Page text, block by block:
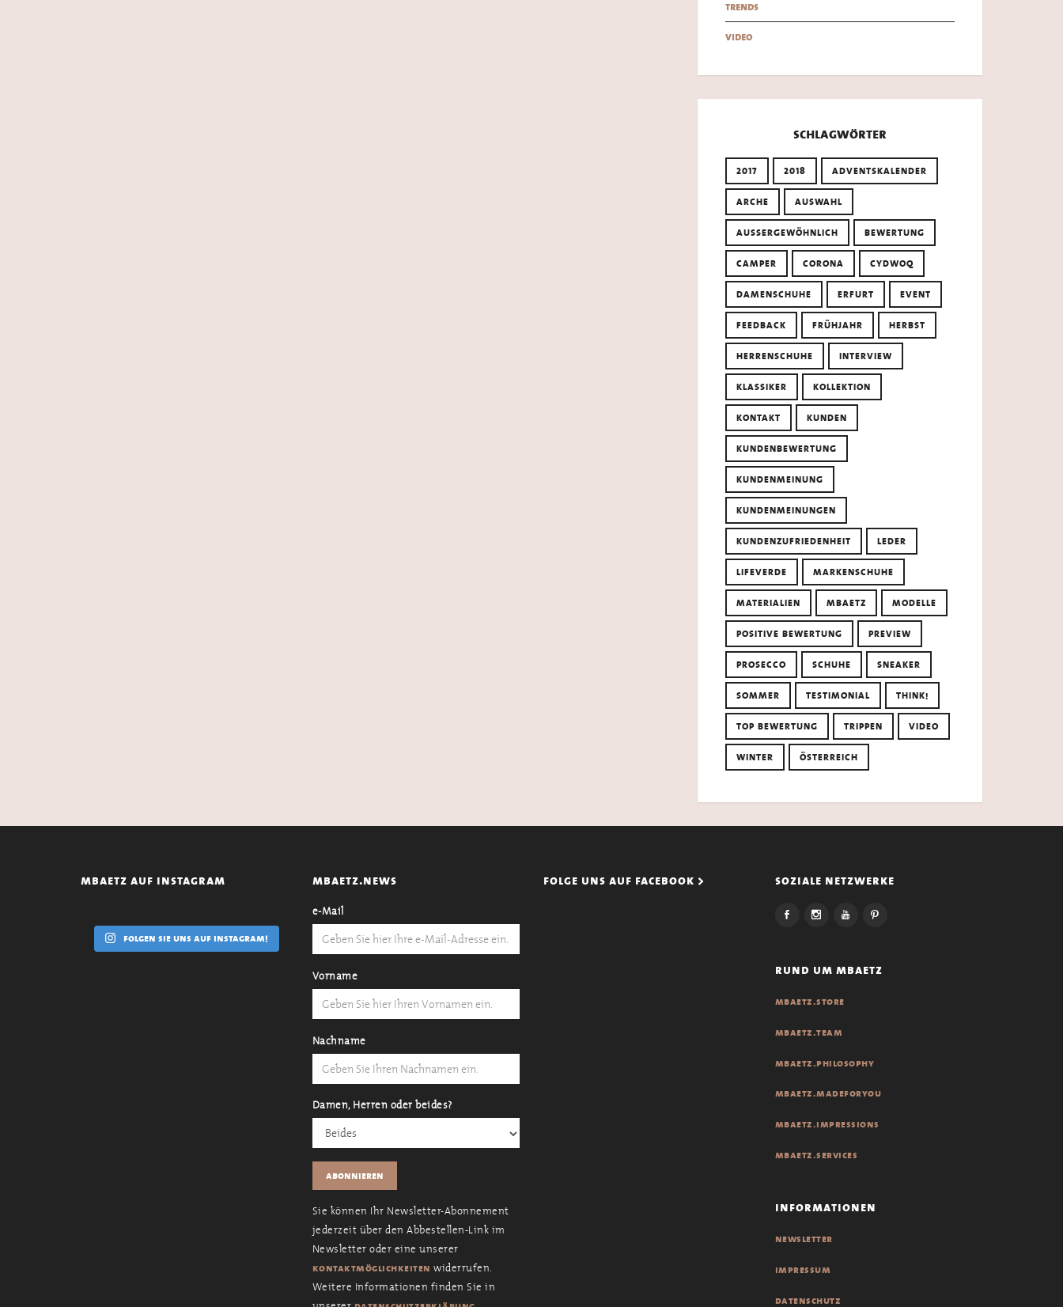
trends
video
schlagwörter
2017 2018 ADVENTSKALENDER
ARCHE AUSWAHL
AUSSERGEWÖHNLICH BEWERTUNG
CAMPER CORONA CYDWOQ
DAMENSCHUHE ERFURT EVENT
FEEDBACK FRÜHJAHR HERBST
HERRENSCHUHE INTERVIEW
KLASSIKER KOLLEKTION
KONTAKT KUNDEN
KUNDENBEWERTUNG
KUNDENMEINUNG
KUNDENMEINUNGEN
KUNDENZUFRIEDENHEIT LEDER
LIFEVERDE MARKENSCHUHE
MATERIALIEN MBAETZ MODELLE
POSITIVE BEWERTUNG PREVIEW
PROSECCO SCHUHE SNEAKER
SOMMER TESTIMONIAL THINK!
TOP BEWERTUNG TRIPPEN VIDEO
WINTER ÖSTERREICH
mbaetz auf instagram
folgen sie uns auf instagram!
mbaetz.news
e-Mail
Vorname
Nachname
Damen, Herren oder beides?
Sie können Ihr Newsletter-Abonnement
jederzeit über den Abbestellen-Link im
Newsletter oder eine unserer
kontaktmöglichkeiten widerrufen.
Weitere Informationen finden Sie in
folge uns auf facebook > soziale netzwerke
rund um mbaetz
mbaetz.store
mbaetz.team
mbaetz.philosophy
mbaetz.madeforyou
mbaetz.impressions
mbaetz.services
informationen
newsletter
impressum
datenschutz